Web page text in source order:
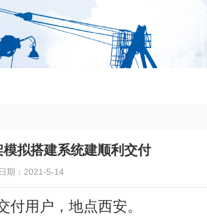
拟搭建系统建顺利交付
日期：2021-5-14
用户，地点西安。